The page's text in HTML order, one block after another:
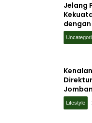
Jelang
Ilmiah
Lifestyle